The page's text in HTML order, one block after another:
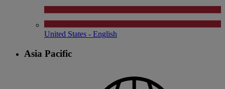
United States - English
Asia Pacific